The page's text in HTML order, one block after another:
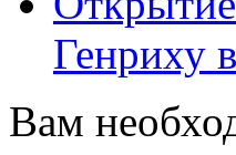
Генриху
Вам